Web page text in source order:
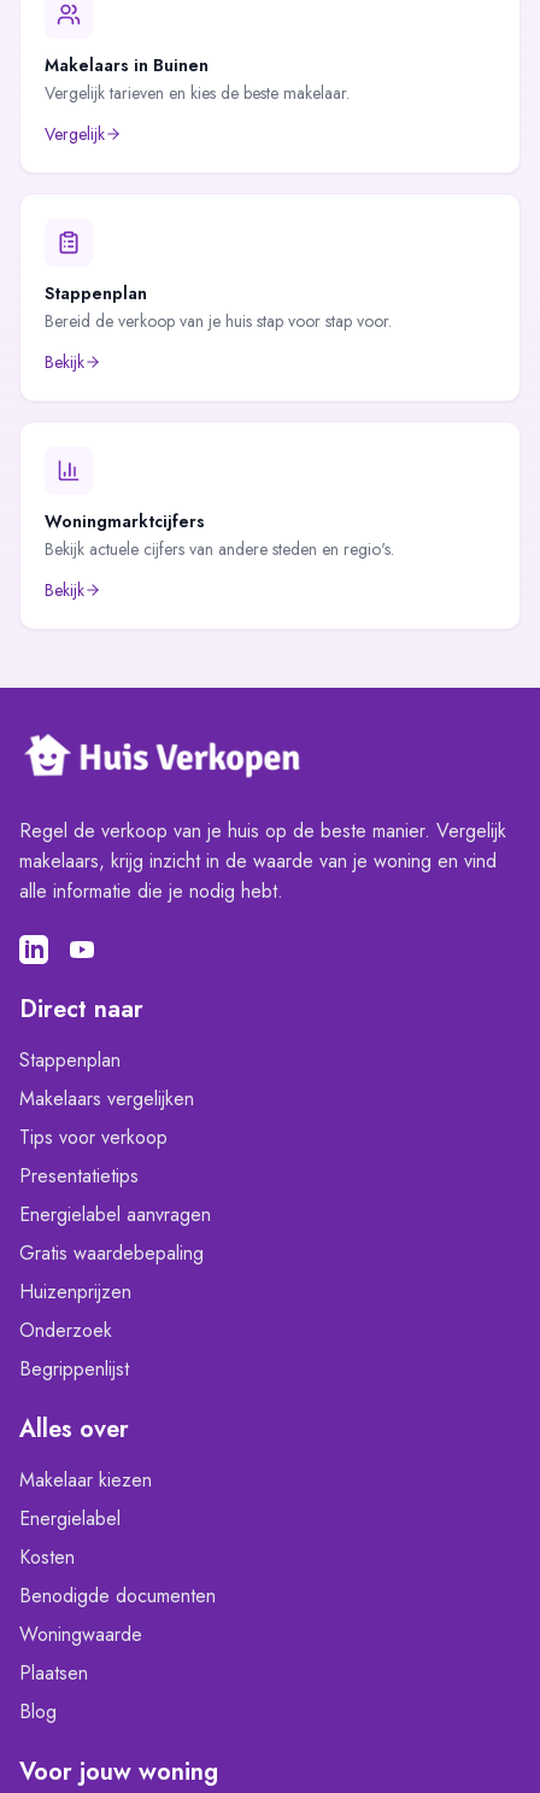
Makelaars in Buinen
Vergelijk tarieven en kies de beste makelaar.
Vergelijk
Stappenplan
Bereid de verkoop van je huis stap voor stap voor.
Bekijk
Woningmarktcijfers
Bekijk actuele cijfers van andere steden en regio's.
Bekijk
Regel de verkoop van je huis op de beste manier. Vergelijk
makelaars, krijg inzicht in de waarde van je woning en vind
alle informatie die je nodig hebt.
Direct naar
Stappenplan
Makelaars vergelijken
Tips voor verkoop
Presentatietips
Energielabel aanvragen
Gratis waardebepaling
Huizenprijzen
Onderzoek
Begrippenlijst
Alles over
Makelaar kiezen
Energielabel
Kosten
Benodigde documenten
Woningwaarde
Plaatsen
Blog
Voor jouw woning